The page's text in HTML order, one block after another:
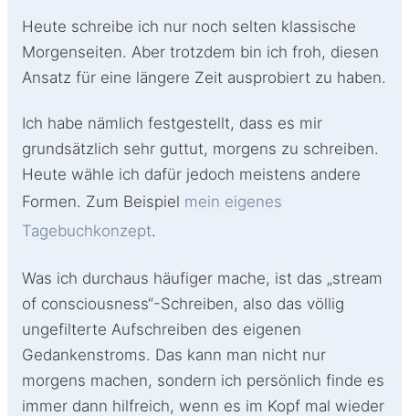
Heute schreibe ich nur noch selten klassische
Morgenseiten. Aber trotzdem bin ich froh, diesen
Ansatz für eine längere Zeit ausprobiert zu haben.
Ich habe nämlich festgestellt, dass es mir
grundsätzlich sehr guttut, morgens zu schreiben.
Heute wähle ich dafür jedoch meistens andere
Formen. Zum Beispiel mein eigenes
Tagebuchkonzept.
Was ich durchaus häufiger mache, ist das „stream
of consciousness“-Schreiben, also das völlig
ungefilterte Aufschreiben des eigenen
Gedankenstroms. Das kann man nicht nur
morgens machen, sondern ich persönlich finde es
immer dann hilfreich, wenn es im Kopf mal wieder